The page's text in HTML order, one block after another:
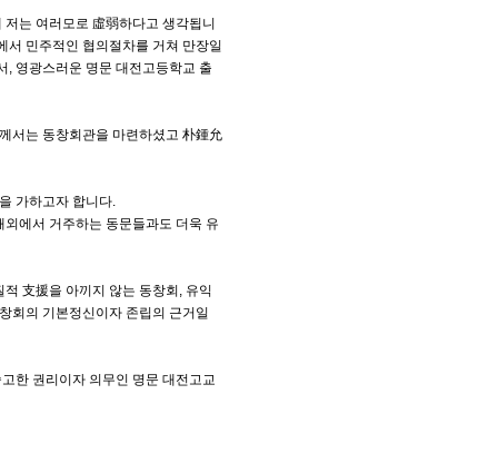
는 여러모로 虛弱하다고 생각됩니
민주적인 협의절차를 거쳐 만장일
, 영광스러운 명문 대전고등학교 출
서는 동창회관을 마련하셨고 朴鍾允
가하고자 합니다.
에서 거주하는 동문들과도 더욱 유
支援을 아끼지 않는 동창회, 유익
회의 기본정신이자 존립의 근거일
한 권리이자 의무인 명문 대전고교